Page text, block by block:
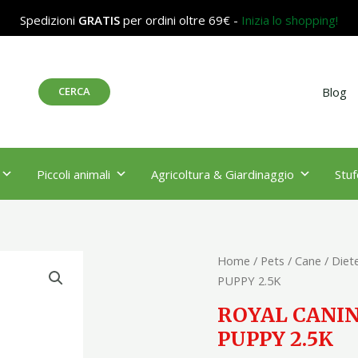
Spedizioni GRATIS per ordini oltre 69€ - Inizia lo shopping!
CERCA Blog
Piccoli animali Agricoltura & Giardinaggio
Home / Pets / Cane /
PUPPY 2.5K
ROYAL
PUPPY 2.5K
ROYAL
CANIN
GASTROINTESTINAL
PUPPY